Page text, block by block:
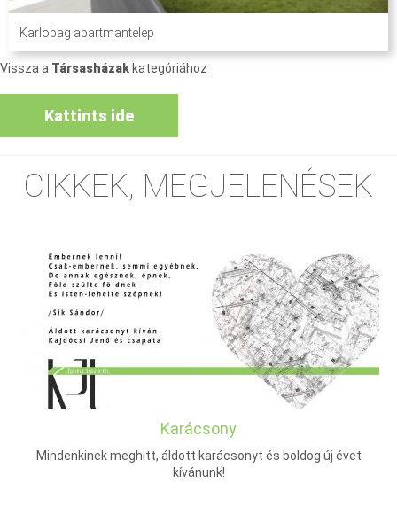
Karlobag apartmantelep
Vissza a Társasházak kategóriához
Kattints ide
CIKKEK, MEGJELENÉSEK
Karácsony
Mindenkinek meghitt, áldott karácsonyt és boldog új évet
kívánunk!